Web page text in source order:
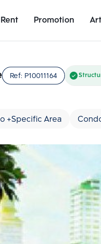
Rent Promotion
Ref: P10011164
+Specific Area